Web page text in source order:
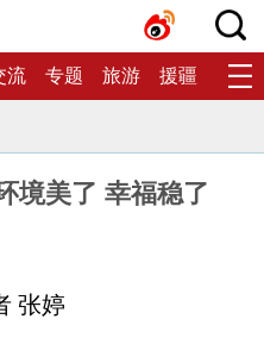
流 专题 旅游 援疆 生态
境美了 幸福稳了
张婷